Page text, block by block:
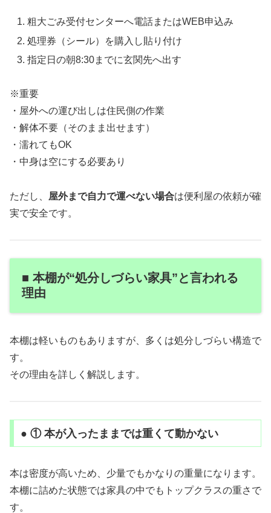
粗大ごみ受付センターへ電話またはWEB申込み
処理券（シール）を購入し貼り付け
指定日の朝8:30までに玄関先へ出す
※重要
・屋外への運び出しは住民側の作業
・解体不要（そのまま出せます）
・濡れてもOK
・中身は空にする必要あり
ただし、 屋外まで自力で運べない場合は便利屋の依頼が確
実で安全です。
■ 本棚が“処分しづらい家具”と言われる
理由
本棚は軽いものもありますが、多くは処分しづらい構造で
す。
その理由を詳しく解説します。
● ① 本が入ったままでは重くて動かない
本は密度が高いため、少量でもかなりの重量になります。
本棚に詰めた状態では家具の中でもトップクラスの重さで
す。